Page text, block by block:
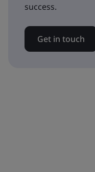
success.
Get in touch